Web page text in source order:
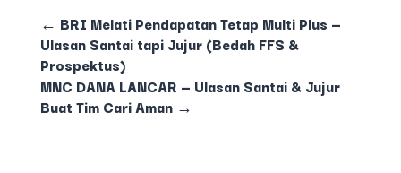
← BRI Melati Pendapatan Tetap Multi Plus —
Ulasan Santai tapi Jujur (Bedah FFS &
Prospektus)
MNC DANA LANCAR — Ulasan Santai & Jujur
Buat Tim Cari Aman→